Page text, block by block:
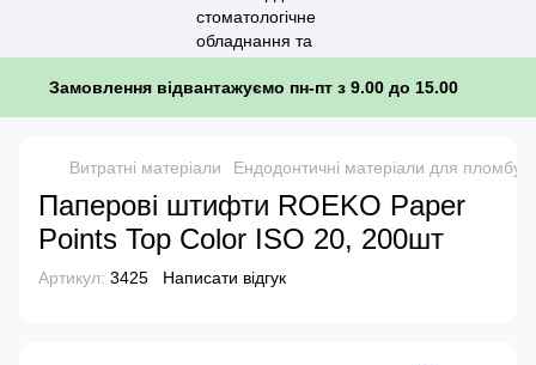
Замовлення відвантажуємо пн-пт з 9.00 до 15.00
Витратні матеріали Ендодонтичні матеріали для
Паперові штифти ROEKO Paper
Points Top Color ISO 20, 200шт
Артикул: 3425 Написати відгук